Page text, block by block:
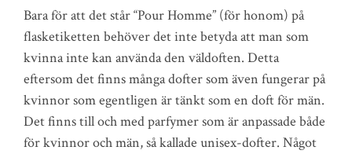
Bara för att det står “Pour Homme” (för honom) på
flasketiketten behöver det inte betyda att man som
kvinna inte kan använda den väldoften. Detta
eftersom det finns många dofter som även fungerar på
kvinnor som egentligen är tänkt som en doft för män.
Det finns till och med parfymer som är anpassade både
för kvinnor och män, så kallade unisex-dofter. Något